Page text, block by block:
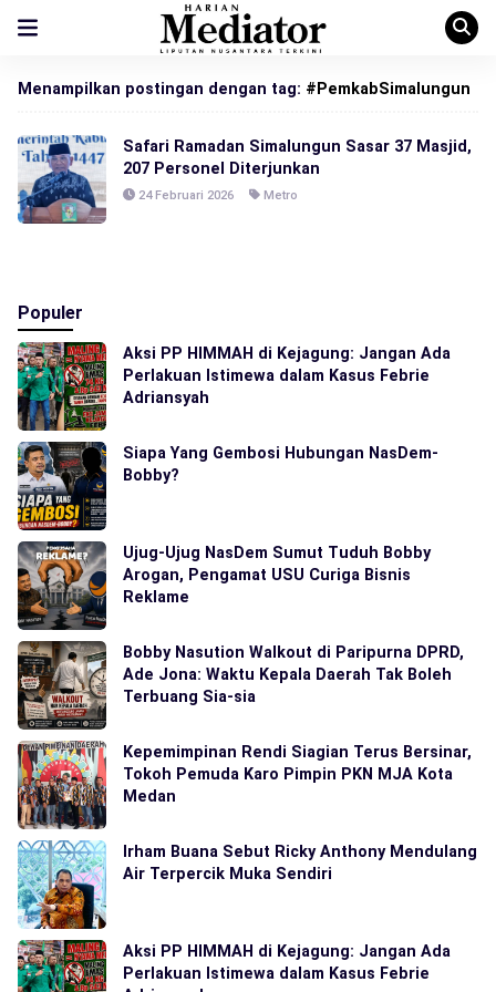
Menampilkan postingan dengan tag: #PemkabSimalungun
Safari Ramadan Simalungun Sasar 37 Masjid,
207 Personel Diterjunkan
24 Februari 2026 Metro
Populer
Aksi PP HIMMAH di Kejagung: Jangan Ada
Perlakuan Istimewa dalam Kasus Febrie
Adriansyah
Siapa Yang Gembosi Hubungan NasDem-
Bobby?
Ujug-Ujug NasDem Sumut Tuduh Bobby
Arogan, Pengamat USU Curiga Bisnis
Reklame
Bobby Nasution Walkout di Paripurna DPRD,
Ade Jona: Waktu Kepala Daerah Tak Boleh
Terbuang Sia-sia
Kepemimpinan Rendi Siagian Terus Bersinar,
Tokoh Pemuda Karo Pimpin PKN MJA Kota
Medan
Irham Buana Sebut Ricky Anthony Mendulang
Air Terpercik Muka Sendiri
Aksi PP HIMMAH di Kejagung: Jangan Ada
Perlakuan Istimewa dalam Kasus Febrie